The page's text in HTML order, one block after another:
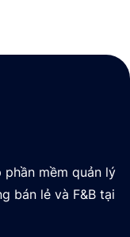
phần mềm quản lý
bán lẻ và F&B tại